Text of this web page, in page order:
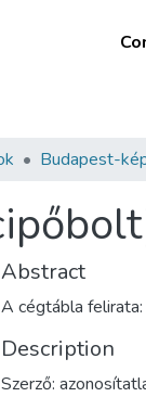
Budapest-
Abstract
A cégtábla
Description
Szerző: